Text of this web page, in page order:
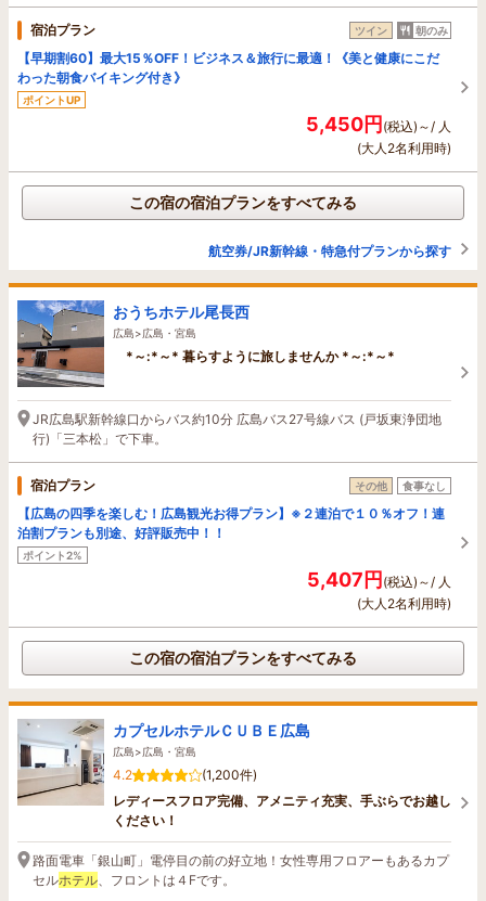
宿泊プラン ツイン 朝のみ
【早期割60】最大15％OFF！ビジネス＆旅行に最適！《美と健康にこだ
わった朝食バイキング付き》
ポイントUP
5,450円(税込)～/ 人
(大人2名利用時)
この宿の宿泊プランをすべてみる
航空券/JR新幹線・特急付プランから探す
おうちホテル尾長西
広島>広島・宮島
*～:*～* 暮らすように旅しませんか *～:*～*
JR広島駅新幹線口からバス約10分 広島バス27号線バス (戸坂東浄団地
行)「三本松」で下車。
宿泊プラン その他 食事なし
【広島の四季を楽しむ！広島観光お得プラン】※２連泊で１０％オフ！連
泊割プランも別途、好評販売中！！
ポイント2%
5,407円(税込)～/ 人
(大人2名利用時)
この宿の宿泊プランをすべてみる
カプセルホテルＣＵＢＥ広島
広島>広島・宮島
4.2
(1,200件)
レディースフロア完備、アメニティ充実、手ぶらでお越し
ください！
路面電車「銀山町」電停目の前の好立地！女性専用フロアーもあるカプ
セルホテル 、フロントは４Fです。